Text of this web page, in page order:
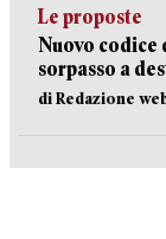
Le proposte
Nuovo codice
sorpasso a
di Redazione